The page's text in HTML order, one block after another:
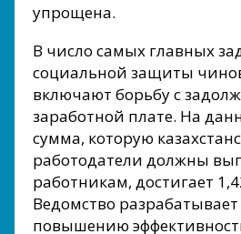
упрощена.
В число самых главных
социальной защиты
включают борьбу с
заработной плате. На
сумма, которую
работодатели должны
работникам, достигает
Ведомство
повышению